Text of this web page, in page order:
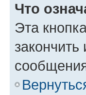
Что
Эта